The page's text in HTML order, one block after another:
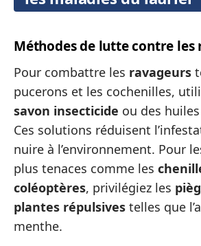
Méthodes de lutte contre les
Pour combattre les ravageurs
pucerons et les cochenilles,
savon insecticide ou des
Ces solutions réduisent
nuire à l’environnement. Pour
plus tenaces comme les
coléoptères, privilégiez les
plantes répulsives telles que
menthe.